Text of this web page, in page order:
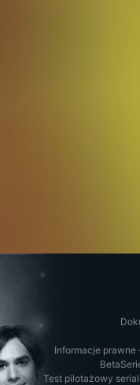
Informacje prawne ·
Test pilotażowy